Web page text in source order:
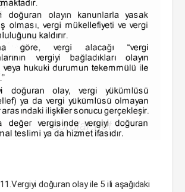
11.Vergiyi doğuran olay ile 5 iIi aşağıdaki